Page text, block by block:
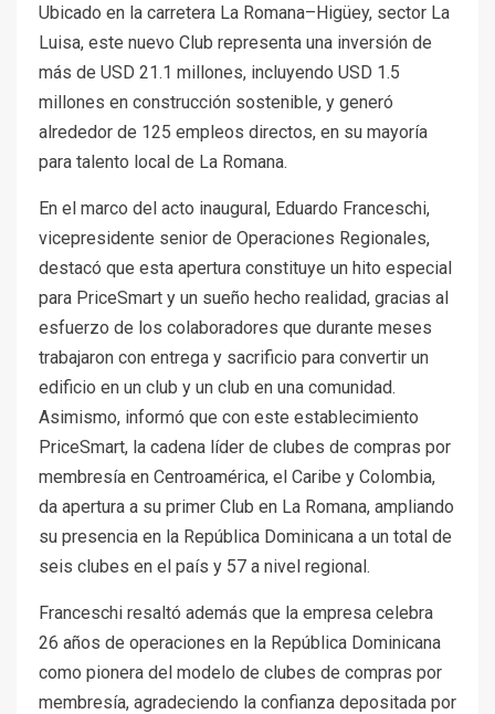
Ubicado en la carretera La Romana–Higüey, sector La
Luisa, este nuevo Club representa una inversión de
más de USD 21.1 millones, incluyendo USD 1.5
millones en construcción sostenible, y generó
alrededor de 125 empleos directos, en su mayoría
para talento local de La Romana.
En el marco del acto inaugural, Eduardo Franceschi,
vicepresidente senior de Operaciones Regionales,
destacó que esta apertura constituye un hito especial
para PriceSmart y un sueño hecho realidad, gracias al
esfuerzo de los colaboradores que durante meses
trabajaron con entrega y sacrificio para convertir un
edificio en un club y un club en una comunidad.
Asimismo, informó que con este establecimiento
PriceSmart, la cadena líder de clubes de compras por
membresía en Centroamérica, el Caribe y Colombia,
da apertura a su primer Club en La Romana, ampliando
su presencia en la República Dominicana a un total de
seis clubes en el país y 57 a nivel regional.
Franceschi resaltó además que la empresa celebra
26 años de operaciones en la República Dominicana
como pionera del modelo de clubes de compras por
membresía, agradeciendo la confianza depositada por